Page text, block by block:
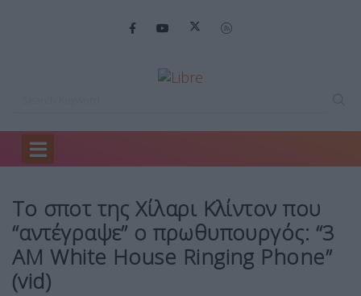
Home
Το σποτ της Χίλαρι Κλίντον που
“αντέγραψε” ο πρωθυπουργός: “3
AM White House Ringing Phone”
(vid)